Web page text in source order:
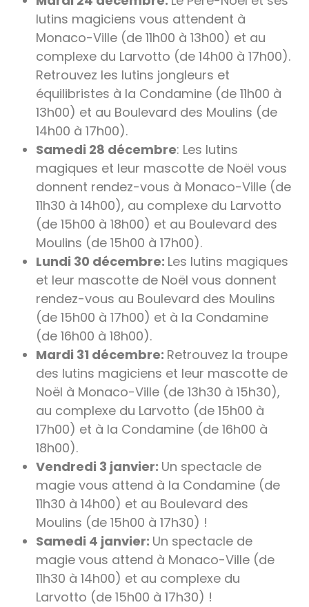
lutins magiciens vous attendent à
Monaco-Ville (de 11h00 à 13h00) et au
complexe du Larvotto (de 14h00 à 17h00).
Retrouvez les lutins jongleurs et
équilibristes à la Condamine (de 11h00 à
13h00) et au Boulevard des Moulins (de
14h00 à 17h00).
Samedi 28 décembre: Les lutins
magiques et leur mascotte de Noël vous
donnent rendez-vous à Monaco-Ville (de
11h30 à 14h00), au complexe du Larvotto
(de 15h00 à 18h00) et au Boulevard des
Moulins (de 15h00 à 17h00).
Lundi 30 décembre: Les lutins magiques
et leur mascotte de Noël vous donnent
rendez-vous au Boulevard des Moulins
(de 15h00 à 17h00) et à la Condamine
(de 16h00 à 18h00).
Mardi 31 décembre: Retrouvez la troupe
des lutins magiciens et leur mascotte de
Noël à Monaco-Ville (de 13h30 à 15h30),
au complexe du Larvotto (de 15h00 à
17h00) et à la Condamine (de 16h00 à
18h00).
Vendredi 3 janvier: Un spectacle de
magie vous attend à la Condamine (de
11h30 à 14h00) et au Boulevard des
Moulins (de 15h00 à 17h30) !
Samedi 4 janvier: Un spectacle de
magie vous attend à Monaco-Ville (de
11h30 à 14h00) et au complexe du
Larvotto (de 15h00 à 17h30) !